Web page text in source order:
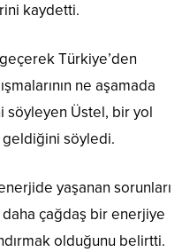
kaydetti.
Türkiye’den
ne aşamada
Üstel, bir yol
geldiğini söyledi.
yaşanan sorunları
çağdaş bir enerjiye
olduğunu belirtti.